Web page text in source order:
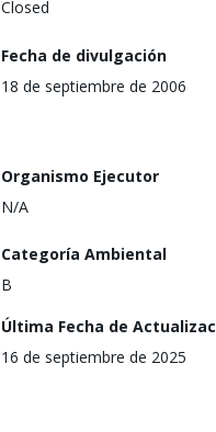
Closed
Fecha de divulgación
18 de septiembre de 2006
Organismo Ejecutor
N/A
Categoría Ambiental
B
Última Fecha de
16 de septiembre de 2025